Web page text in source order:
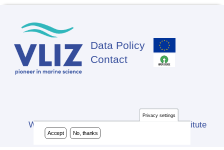
Footer
Data Policy
Contact
Website developed by Flanders Marine Institute
(VLIZ)
Privacy settings
Accept No, thanks